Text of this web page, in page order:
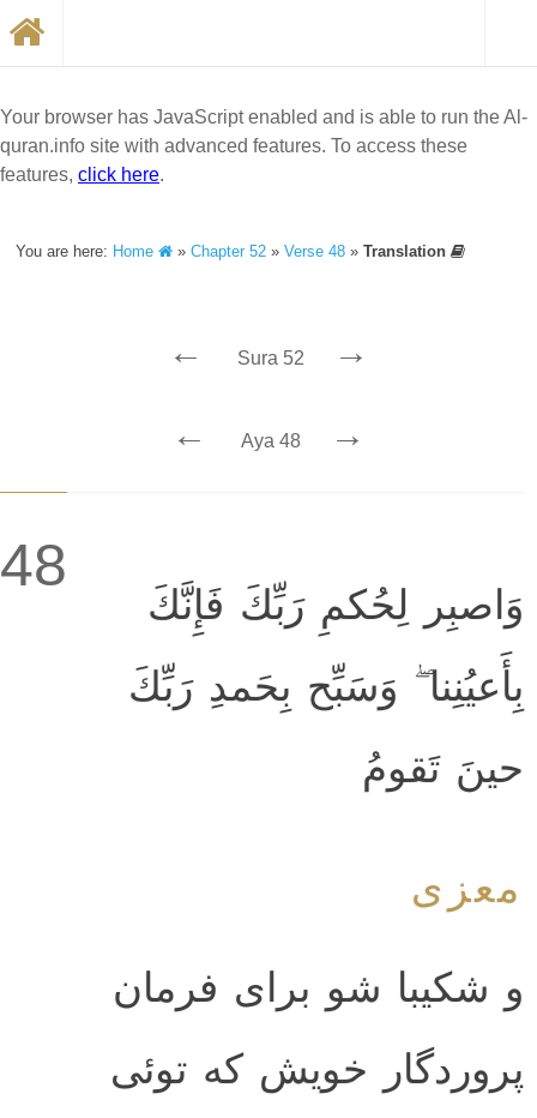
Your browser has JavaScript enabled and is able to run the Al-
quran.info site with advanced features. To access these
features, click here.
You are here: Home »Chapter 52 »Verse 48 »Translation
← Sura 52 →
← Aya 48 →
48
وَاصبِر لِحُكمِ رَبِّكَ فَإِنَّكَ
بِأَعيُنِنا ۖ وَسَبِّح بِحَمدِ رَبِّكَ
حينَ تَقومُ
معزی
و شکیبا شو برای فرمان
پروردگار خویش که توئی